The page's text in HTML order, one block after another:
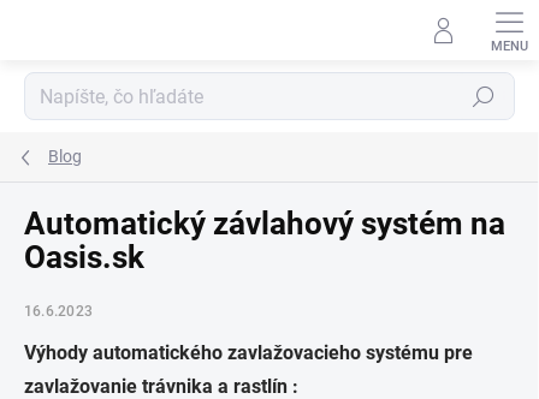
Hľadať
Blog
Automatický závlahový systém na
Oasis.sk
16.6.2023
Výhody automatického zavlažovacieho systému pre
zavlažovanie trávnika a rastlín :